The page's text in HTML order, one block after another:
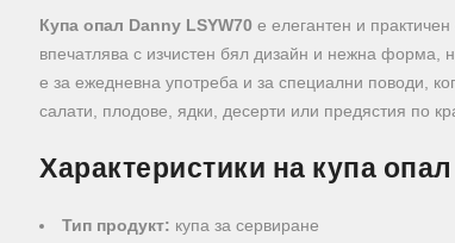
Купа опал Danny LSYW70 е елегантен и
впечатлява с изчистен бял дизайн и нежна
е за ежедневна употреба и за специални поводи,
салати, плодове, ядки, десерти или предястия по
Характеристики на купа
Тип продукт: купа за сервиране